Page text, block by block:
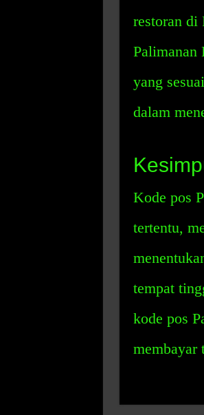
restoran di
Palimanan
yang
dalam
Kode pos
tertentu,
tempat
kode pos
membayar